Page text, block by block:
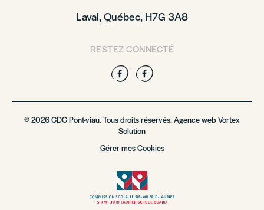
Laval, Québec, H7G 3A8
RESTEZ CONNECTÉ
Facebook
Facebook
© 2026 CDC Pont-viau. Tous droits réservés. Agence webVortex
Solution
Gérer mes Cookies